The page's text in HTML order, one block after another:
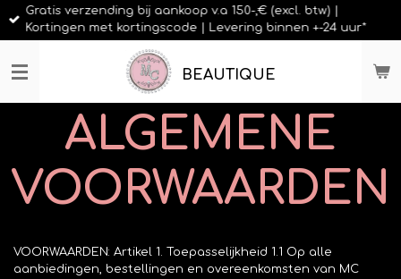
Ga
direct
de
BEAUTIQUE
Gratis verzending bij aankoop v.a 150-,€ (excl. btw) |
Kortingen met kortingscode | Levering binnen +-24 uur*
ALGEMENE
VOORWAARDEN
VOORWAARDEN: Artikel 1. Toepasselijkheid 1.1 Op alle
aanbiedingen, bestellingen en overeenkomsten van MC